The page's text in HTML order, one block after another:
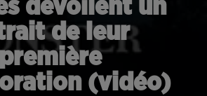
dévoilent un
de leur
(vidéo)